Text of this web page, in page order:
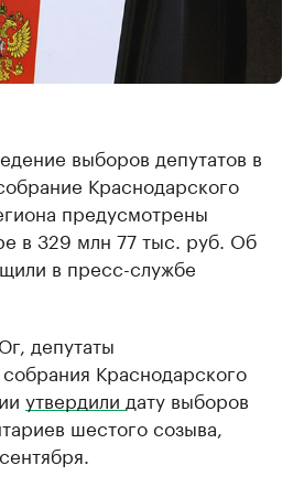
выборов депутатов в
Краснодарского
предусмотрены
в 329 млн 77 тыс. руб. Об
в пресс-службе
депутаты
Краснодарского
утвердили дату выборов
шестого созыва,